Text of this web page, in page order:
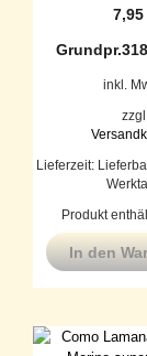
Grundpr.
inkl.
zzgl.
Lieferzeit:
Produkt
In den